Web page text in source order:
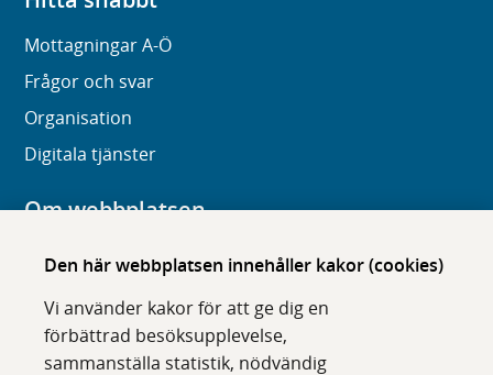
Den här webbplatsen innehåller kakor (cookies)
Vi använder kakor för att ge dig en
förbättrad besöksupplevelse,
sammanställa statistik, nödvändig
Mottagningar A-Ö
Frågor och svar
Organisation
Digitala tjänster
Om webbplatsen
Om karolinska.se
Tillgänglighet
Om cookies